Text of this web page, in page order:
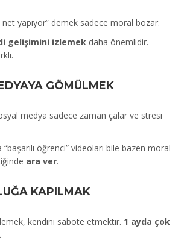
yapıyor” demek sadece moral bozar.
gelişimini izlemek daha önemlidir.
GÖMÜLMEK
medya sadece zaman çalar ve stresi
öğrenci” videoları bile bazen moral
ara ver.
KAPILMAK
kendini sabote etmektir. 1 ayda çok